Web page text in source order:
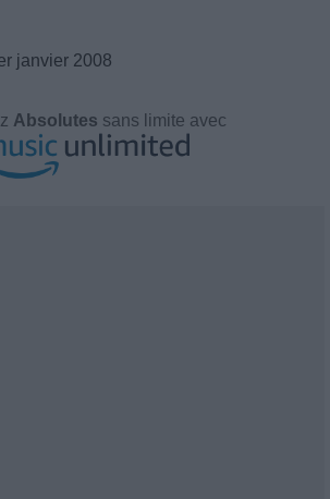
janvier 2008
Absolutes sans limite avec